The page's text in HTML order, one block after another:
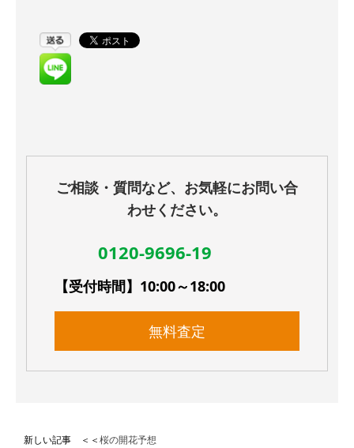
ご相談・質問など、お気軽にお問い合
わせください。
0120-9696-19
【受付時間】10:00～18:00
無料査定
新しい記事 ＜＜桜の開花予想